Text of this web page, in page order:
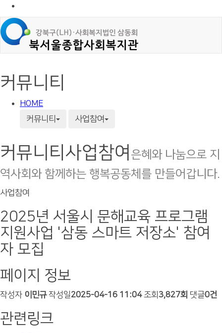
커뮤니티
HOME
커뮤니티
사업참여
커뮤니티 사업참여 은혜와 나눔으로 지
역사회와 함께하는 행복공동체를 만들어갑니다.
사업참여
2025년 서울시 문해교육 프로그램
지원사업 '삼동 스마트 저장소' 참여
자 모집
페이지 정보
작성자 이민규 작성일2025-04-16 11:04조회 3,827회 댓글0건
관련링크